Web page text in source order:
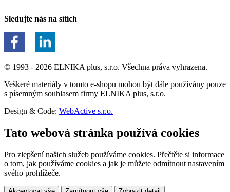
Sledujte nás na sítích
© 1993 - 2026 ELNIKA plus, s.r.o. Všechna práva vyhrazena.
Veškeré materiály v tomto e-shopu mohou být dále používány pouze
s písemným souhlasem firmy ELNIKA plus, s.r.o.
Design & Code: WebActive s.r.o.
Tato webová stránka používá cookies
Pro zlepšení našich služeb používáme cookies. Přečtěte si informace
o tom, jak používáme cookies a jak je můžete odmítnout nastavením
svého prohlížeče.